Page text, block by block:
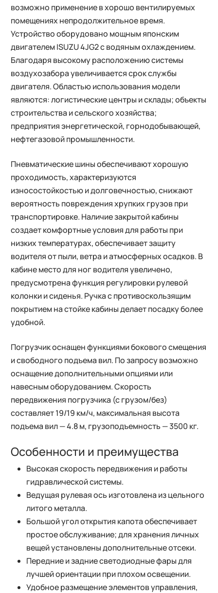
возможно применение в хорошо вентилируемых
помещениях непродолжительное время.
Устройство оборудовано мощным японским
двигателем ISUZU 4JG2 с водяным охлаждением.
Благодаря высокому расположению системы
воздухозабора увеличивается срок службы
двигателя. Областью использования модели
являются: логистические центры и склады; объекты
строительства и сельского хозяйства;
предприятия энергетической, горнодобывающей,
нефтегазовой промышленности.
Пневматические шины обеспечивают хорошую
проходимость, характеризуются
износостойкостью и долговечностью, снижают
вероятность повреждения хрупких грузов при
транспортировке. Наличие закрытой кабины
создает комфортные условия для работы при
низких температурах, обеспечивает защиту
водителя от пыли, ветра и атмосферных осадков. В
кабине место для ног водителя увеличено,
предусмотрена функция регулировки рулевой
колонки и сиденья. Ручка с противоскользящим
покрытием на стойке кабины делает посадку более
удобной.
Погрузчик оснащен функциями бокового смещения
и свободного подъема вил. По запросу возможно
оснащение дополнительными опциями или
навесным оборудованием. Скорость
передвижения погрузчика (с грузом/без)
составляет 19/19 км/ч, максимальная высота
подъема вил — 4.8 м, грузоподъемность — 3500 кг.
Особенности и преимущества
Высокая скорость передвижения и работы
гидравлической системы.
Ведущая рулевая ось изготовлена из цельного
литого металла.
Большой угол открытия капота обеспечивает
простое обслуживание; для хранения личных
вещей установлены дополнительные отсеки.
Передние и задние светодиодные фары для
лучшей ориентации при плохом освещении.
Удобное размещение элементов управления,